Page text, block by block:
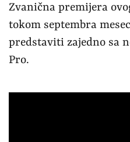
Zvanična premijera
tokom septembra
predstaviti zajedno sa
Pro.